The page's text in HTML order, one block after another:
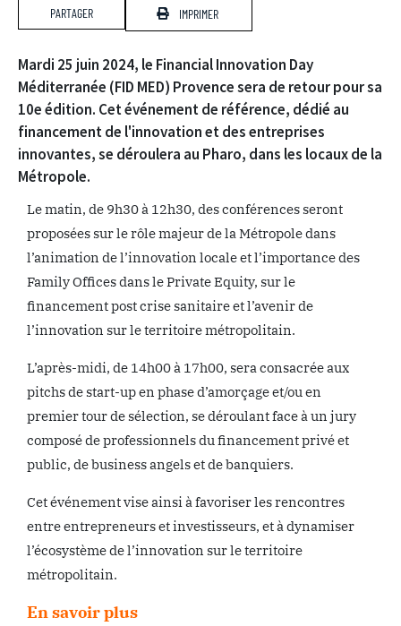
PARTAGER IMPRIMER
Mardi 25 juin 2024, le Financial Innovation Day
Méditerranée (FID MED) Provence sera de retour pour sa
10e édition. Cet événement de référence, dédié au
financement de l'innovation et des entreprises
innovantes, se déroulera au Pharo, dans les locaux de la
Métropole.
Le matin, de 9h30 à 12h30, des conférences seront
proposées sur le rôle majeur de la Métropole dans
l’animation de l’innovation locale et l’importance des
Family Offices dans le Private Equity, sur le
financement post crise sanitaire et l’avenir de
l’innovation sur le territoire métropolitain.
L’après-midi, de 14h00 à 17h00, sera consacrée aux
pitchs de start-up en phase d’amorçage et/ou en
premier tour de sélection, se déroulant face à un jury
composé de professionnels du financement privé et
public, de business angels et de banquiers.
Cet événement vise ainsi à favoriser les rencontres
entre entrepreneurs et investisseurs, et à dynamiser
l’écosystème de l’innovation sur le territoire
métropolitain.
En savoir plus